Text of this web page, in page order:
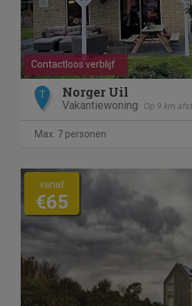
Contactloos verblijf
T Norger Uil
Vakantiewoning Op 9 km
Max. 7 personen
vanaf
€65